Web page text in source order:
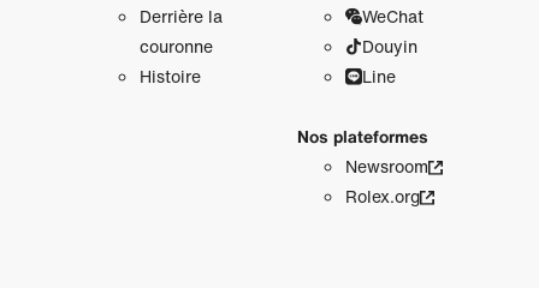
Derrière la
couronne
Histoire
WeChat
Douyin
Line
Nos plateformes
Newsroom
Rolex.org